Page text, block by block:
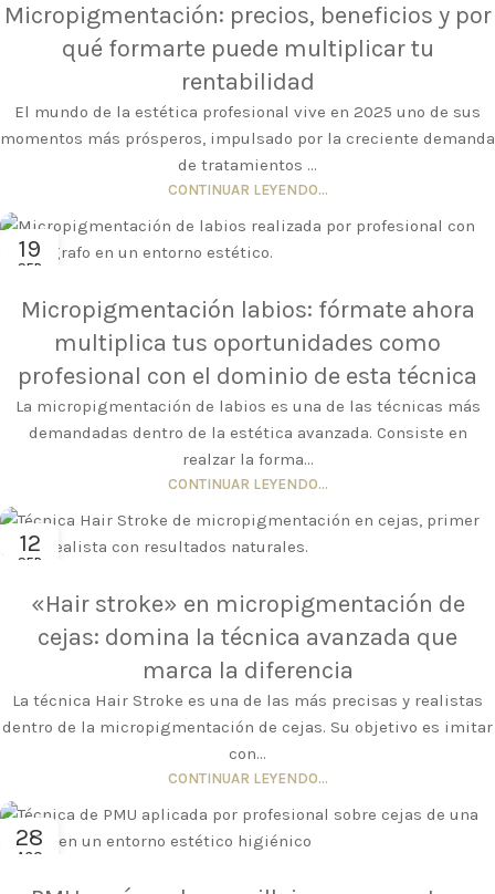
Micropigmentación: precios, beneficios y por
qué formarte puede multiplicar tu
rentabilidad
El mundo de la estética profesional vive en 2025 uno de sus
momentos más prósperos, impulsado por la creciente demanda
de tratamientos ...
CONTINUAR LEYENDO...
19
SEP
Micropigmentación labios: fórmate ahora
multiplica tus oportunidades como
profesional con el dominio de esta técnica
La micropigmentación de labios es una de las técnicas más
demandadas dentro de la estética avanzada. Consiste en
realzar la forma...
CONTINUAR LEYENDO...
12
SEP
«Hair stroke» en micropigmentación de
cejas: domina la técnica avanzada que
marca la diferencia
La técnica Hair Stroke es una de las más precisas y realistas
dentro de la micropigmentación de cejas. Su objetivo es imitar
con...
CONTINUAR LEYENDO...
28
AGO